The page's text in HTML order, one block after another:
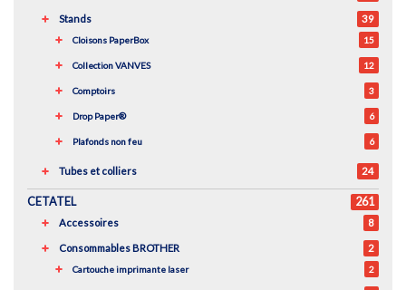
Stands 39
Cloisons PaperBox 15
Collection VANVES 12
Comptoirs 3
Drop Paper® 6
Plafonds non feu 6
Tubes et colliers 24
CETATEL 261
Accessoires 8
Consommables BROTHER 2
Cartouche imprimante laser 2